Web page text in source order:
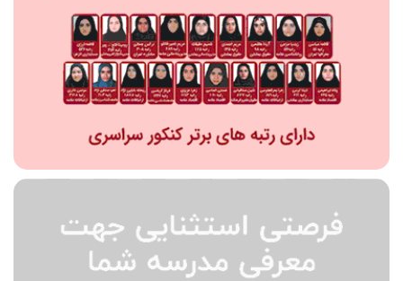
دوره اول متوسطه
دوره دوم متوسطه- فنی
دوره دوم متوسطه- نظری
پیش دبستانی